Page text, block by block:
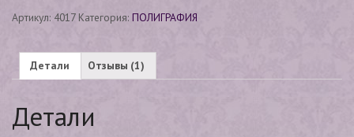
Артикул: 4017 Категория: ПОЛИГРАФИЯ
Детали Отзывы (1)
Детали